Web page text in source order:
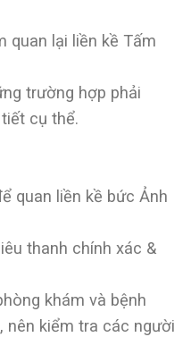
quan lại liền kề Tấm
trường hợp phải
cụ thể.
quan liền kề bức Ảnh
thanh chính xác &
khám và bệnh
nên kiểm tra các người